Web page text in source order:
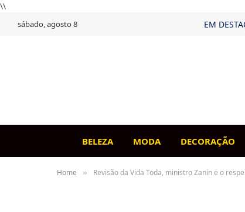
\\
sábado, agosto 8 EM
BELEZA MODA DECORAÇÃO
Home » Revisão da Vida Toda, ministro Zanin e o